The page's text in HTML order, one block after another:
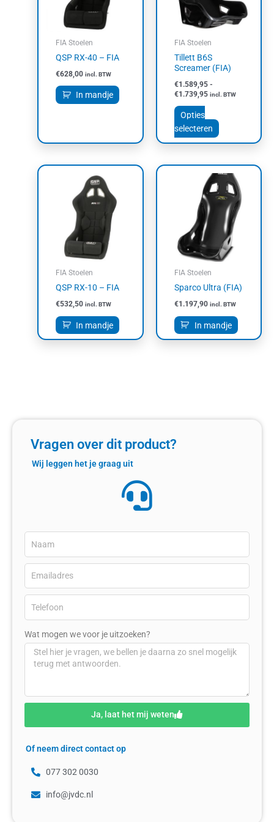
FIA Stoelen
QSP RX-40 – FIA
€628,00 incl. BTW
In mandje
FIA Stoelen
Tillett B6S
Screamer (FIA)
€1.589,95 -
€1.739,95 incl. BTW
Opties
selecteren
Deze
optie
worden
op
de
FIA Stoelen
QSP RX-10 – FIA
€532,50 incl. BTW
In mandje
FIA Stoelen
Sparco Ultra (FIA)
€1.197,90 incl. BTW
In mandje
Vragen over dit product?
Wij leggen het je graag uit
Wat mogen we voor je uitzoeken?
Ja, laat het mij weten
Of neem direct contact op
077 302 0030
info@jvdc.nl